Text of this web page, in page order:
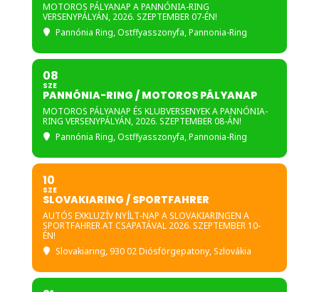
MOTOROS PÁLYANAP A PANNÓNIA-RING
VERSENYPÁLYÁN, 2026. SZEPTEMBER 07-ÉN!
Pannónia Ring, Ostffyasszonyfa, Pannonia-Ring
08
SZE
PANNÓNIA-RING / MOTOROS PÁLYANAP
MOTOROS PÁLYANAP ÉS KLUBVERSENYEK A PANNÓNIA-
RING VERSENYPÁLYÁN, 2026. SZEPTEMBER 08-ÁN!
Pannónia Ring, Ostffyasszonyfa, Pannonia-Ring
10
SZE
SLOVAKIARING / SPORTFAHRER
AUTÓS EXKLUZÍV NYÍLT-NAP A SLOVAKIARINGEN A
SPORTFAHRER.AT CSAPATÁVAL 2026. SZEPTEMBER 10-
ÉN!
Slovakiaring, 930 02 Diósförgepatony, Szlovákia